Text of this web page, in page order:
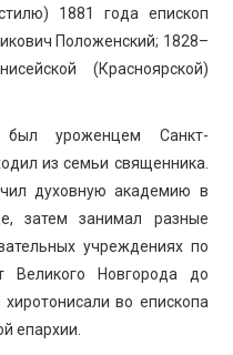
1881 года епископ
Положенский; 1828–
(Красноярской)
уроженцем Санкт-
из семьи священника.
духовную академию в
затем занимал разные
учреждениях по
Великого Новгорода до
во епископа
епархии.